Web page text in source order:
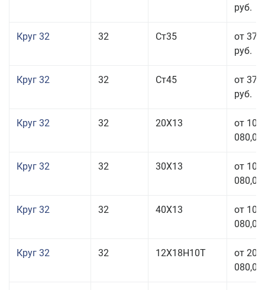
руб.
Круг 32 32 Ст35
от 37
руб.
Круг 32 32 Ст45
от 37
руб.
Круг 32 32 20Х13
от 101
080,00
Круг 32 32 30Х13
от 101
080,00
Круг 32 32 40Х13
от 101
080,00
Круг 32 32 12Х18Н10Т
от 208
080,00